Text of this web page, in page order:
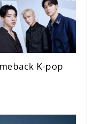
K-pop